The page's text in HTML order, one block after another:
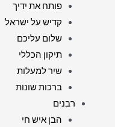
פותח את ידיך
קדיש על ישראל
שלום עליכם
תיקון הכללי
שיר למעלות
ברכות שונות
רבנים
הבן איש חי